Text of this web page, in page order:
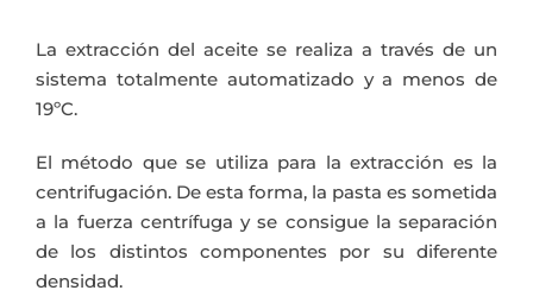
La extracción del aceite se realiza a través de un
sistema totalmente automatizado y a menos de
19ºC.
El método que se utiliza para la extracción es la
centrifugación. De esta forma, la pasta es sometida
a la fuerza centrífuga y se consigue la separación
de los distintos componentes por su diferente
densidad.